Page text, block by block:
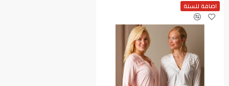
اضافة للسلة